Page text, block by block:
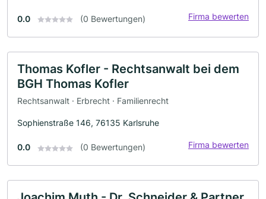
0.0 (0 Bewertungen) Firma bewerten
Thomas Kofler - Rechtsanwalt bei dem
BGH Thomas Kofler
Rechtsanwalt · Erbrecht · Familienrecht
Sophienstraße 146, 76135 Karlsruhe
0.0 (0 Bewertungen) Firma bewerten